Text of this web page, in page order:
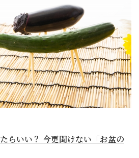
らいい？ 今更聞けない「お盆の